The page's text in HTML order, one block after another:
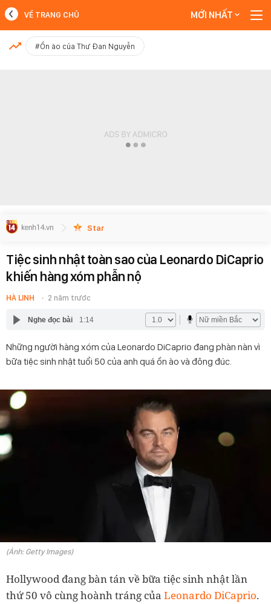
MỚI NHẤT
VỀ TRANG CHỦ MỚI NHẤT
#Ồn ào của Thư Đan Nguyễn
Star
Tiệc sinh nhật toàn sao của Leonardo DiCaprio
khiến hàng xóm phẫn nộ
HÀ LINH 2 năm trước
Nghe đọc bài 1:14
Những người hàng xóm của Leonardo DiCaprio đang phàn nàn vì
bữa tiệc sinh nhật tuổi 50 của anh quá ồn ào và đông đúc.
(Ảnh: Getty Images)
Hollywood đang bàn tán về bữa tiệc sinh nhật lần
thứ 50 vô cùng hoành tráng của Leonardo DiCaprio.